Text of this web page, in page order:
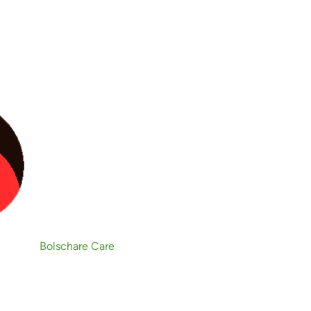
Bolschare Care
europeos dedicados a la
en la combinación de una